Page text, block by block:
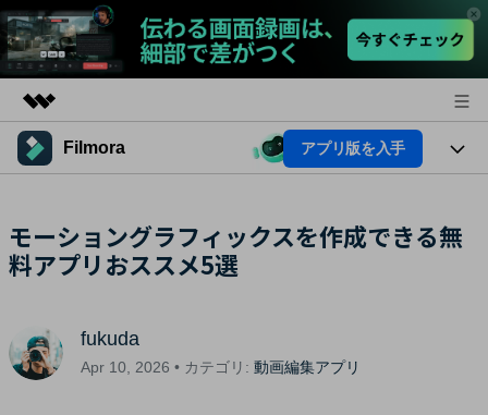
製品
ユーティリティ
概要
ソリューション
企業情報
サポート
Filmora アプリ版を入手
プラットフォーム
AI機能
AIヒント
活用法
Filmoraのユーザー層
モーショングラフィックスを作成できる無
料アプリおススメ5選
fukuda
Apr 10, 2026 • カテゴリ: 動画編集アプリ